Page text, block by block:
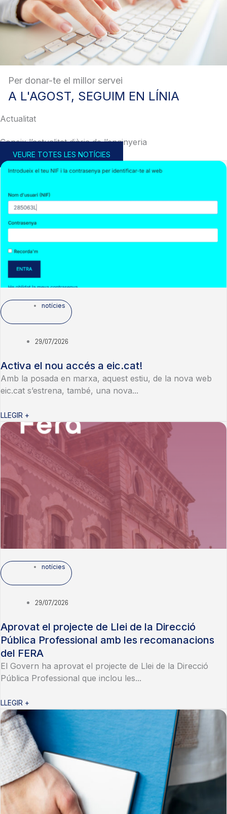
Per donar-te el millor servei
A L'AGOST, SEGUIM EN LÍNIA
Actualitat
Coneix l’actualitat diària de l’enginyeria
VEURE TOTES LES NOTÍCIES
notícies
29/07/2026
Activa el nou accés a eic.cat!
Amb la posada en marxa, aquest estiu, de la nova web
eic.cat s’estrena, també, una nova...
LLEGIR +
notícies
29/07/2026
Aprovat el projecte de Llei de la Direcció
Pública Professional amb les recomanacions
del FERA
El Govern ha aprovat el projecte de Llei de la Direcció
Pública Professional que inclou les...
LLEGIR +